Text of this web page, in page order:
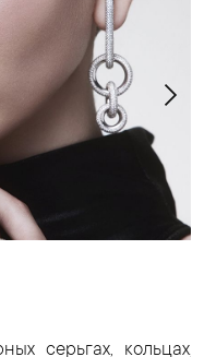
серьгах, кольцах,